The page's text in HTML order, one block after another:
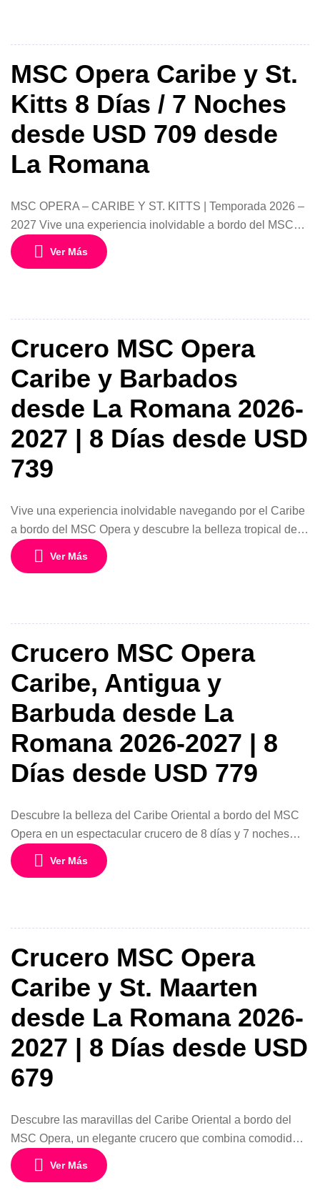
Con salida desde Miami durante noviembre y diciembre de
MSC Opera Caribe y St.
Kitts 8 Días / 7 Noches
desde USD 709 desde
La Romana
MSC OPERA – CARIBE Y ST. KITTS | Temporada 2026 –
2027 Vive una experiencia inolvidable a bordo del MSC
Opera, navegando por el corazón del Caribe en una ruta
diseñada para descubrir playas paradisíacas, aguas
/ 7 […]
Ver Más
Crucero MSC Opera
Caribe y Barbados
desde La Romana 2026-
2027 | 8 Días desde USD
739
Vive una experiencia inolvidable navegando por el Caribe
a bordo del MSC Opera y descubre la belleza tropical de
Barbados junto a otros fascinantes destinos caribeños.
Este crucero de 8 días y 7 noches desde La Romana,
caracteriza a MSC Cruceros. […]
Ver Más
Crucero MSC Opera
Caribe, Antigua y
Barbuda desde La
Romana 2026-2027 | 8
Días desde USD 779
Descubre la belleza del Caribe Oriental a bordo del MSC
Opera en un espectacular crucero de 8 días y 7 noches
desde La Romana, República Dominicana. Este itinerario
te llevará a conocer algunos de los destinos más
playas de arena […]
Ver Más
Crucero MSC Opera
Caribe y St. Maarten
desde La Romana 2026-
2027 | 8 Días desde USD
679
Descubre las maravillas del Caribe Oriental a bordo del
MSC Opera, un elegante crucero que combina comodidad,
entretenimiento y algunos de los destinos más
impresionantes de la región. Este itinerario de 8 días y 7
Ver Más